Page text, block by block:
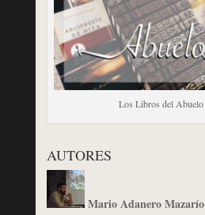
Los Libros del Abuelo
AUTORES
Mario Adanero Mazarío